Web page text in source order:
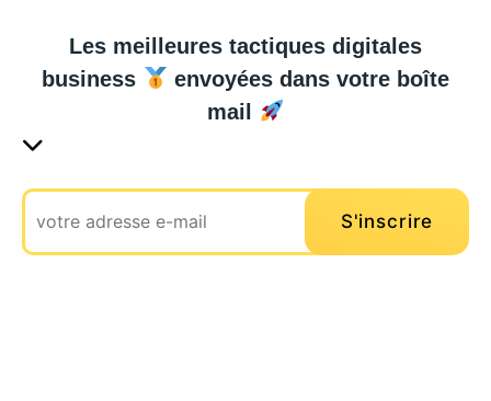
Les meilleures tactiques digitales
business
envoyées dans votre boîte
mail